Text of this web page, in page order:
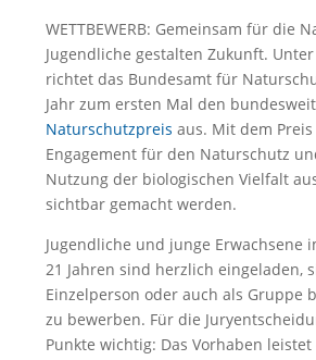
WETTBEWERB: Gemeinsam für die
Jugendliche gestalten Zukunft.
richtet das Bundesamt für
Jahr zum ersten Mal den
Naturschutzpreis aus. Mit dem
Engagement für den Naturschutz
Nutzung der biologischen Vielfalt
sichtbar gemacht werden.
Jugendliche und junge Erwachsene
21 Jahren sind herzlich eingeladen,
Einzelperson oder auch als Gruppe
zu bewerben. Für die
Punkte wichtig: Das Vorhaben